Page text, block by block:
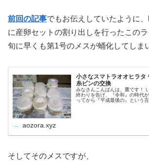
前回の記事でもお伝えしていたように
に産卵セットの割り出しを行ったこの
旬に早くも第1号のメスが蛹化してしま
小さなスマトラオオヒラタ
糸ビンの交換
みなさんこんばんは、鷹です！
終わりを告げ、『令和』の時代
ってから『平成最後の』という
aozora.xyz
そしてそのメスですが、